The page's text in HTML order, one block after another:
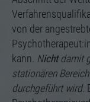
von der
kann. Nichtdamit
stationären
durchgeführt wird.